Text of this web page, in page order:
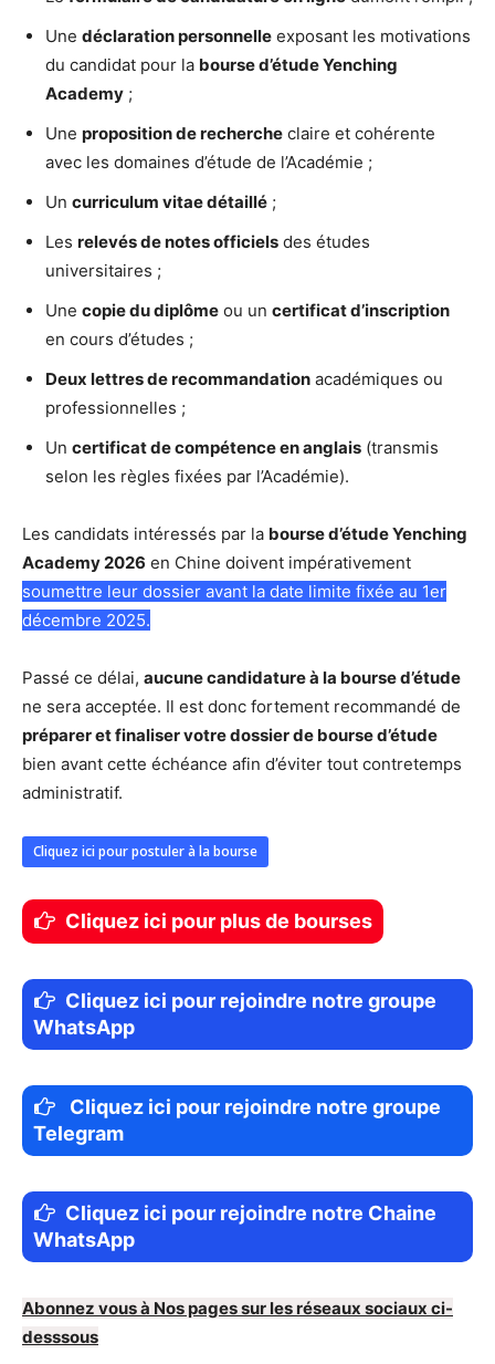
Une déclaration personnelle exposant les motivations
du candidat pour la bourse d’étude Yenching
Academy ;
Une proposition de recherche claire et cohérente
avec les domaines d’étude de l’Académie ;
Un curriculum vitae détaillé ;
Les relevés de notes officiels des études
universitaires ;
Une copie du diplôme ou un certificat d’inscription
en cours d’études ;
Deux lettres de recommandation académiques ou
professionnelles ;
Un certificat de compétence en anglais (transmis
selon les règles fixées par l’Académie).
Les candidats intéressés par la bourse d’étude Yenching
Academy 2026 en Chine doivent impérativement
soumettre leur dossier avant la date limite fixée au 1er
décembre 2025.
Passé ce délai, aucune candidature à la bourse d’étude
ne sera acceptée. Il est donc fortement recommandé de
préparer et finaliser votre dossier de bourse d’étude
bien avant cette échéance afin d’éviter tout contretemps
administratif.
Cliquez ici pour postuler à la bourse
Cliquez ici pour plus de bourses
Cliquez ici pour rejoindre notre groupe
WhatsApp
Cliquez ici pour rejoindre notre groupe
Telegram
Cliquez ici pour rejoindre notre Chaine
WhatsApp
Abonnez vous à Nos pages sur les réseaux sociaux ci-
desssous